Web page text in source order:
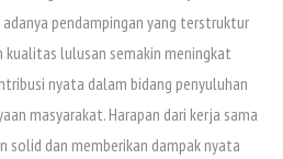
pendampingan yang terstruktur
kualitas lulusan semakin meningkat
nyata dalam bidang penyuluhan
masyarakat. Harapan dari kerja sama
solid dan memberikan dampak nyata